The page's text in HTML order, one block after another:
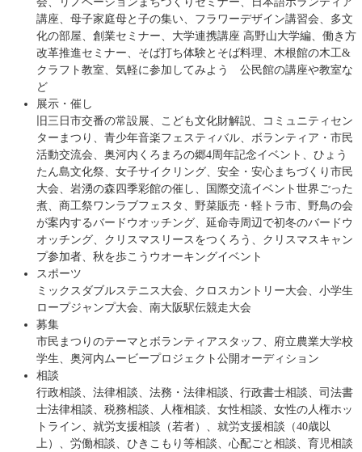
講座、母子家庭母と子の集い、フラワーデザイン講習会、多文
化の部屋、創業セミナー、大学連携講座 高野山大学編、働き方
改革推進セミナー、そば打ち体験とそば料理、木根館の木工&
クラフト教室、気軽に参加してみよう 公民館の講座や教室な
ど
展示・催し
旧三日市交番の常設展、こども文化財解説、コミュニティセン
ターまつり、青少年音楽フェスティバル、ボランティア・市民
活動交流会、奥河内くろまろの郷4周年記念イベント、ひょう
たん島文化祭、女子サイクリング、安全・安心まちづくり市民
大会、岩湧の森四季彩館の催し、国際交流イベント世界ごった
煮、商工祭ワンラブフェスタ、野菜販売・軽トラ市、野鳥の会
が案内するバードウオッチング、延命寺周辺で初冬のバードウ
オッチング、クリスマスリースをつくろう、クリスマスキャン
プ参加者、秋を歩こうウオーキングイベント
スポーツ
ミックスダブルステニス大会、クロスカントリー大会、小学生
ロープジャンプ大会、南大阪駅伝競走大会
募集
市民まつりのテーマとボランティアスタッフ、府立農業大学校
学生、奥河内ムービープロジェクト公開オーディション
相談
行政相談、法律相談、法務・法律相談、行政書士相談、司法書
士法律相談、税務相談、人権相談、女性相談、女性の人権ホッ
トライン、就労支援相談（若者）、就労支援相談（40歳以
上）、労働相談、ひきこもり等相談、心配ごと相談、育児相談